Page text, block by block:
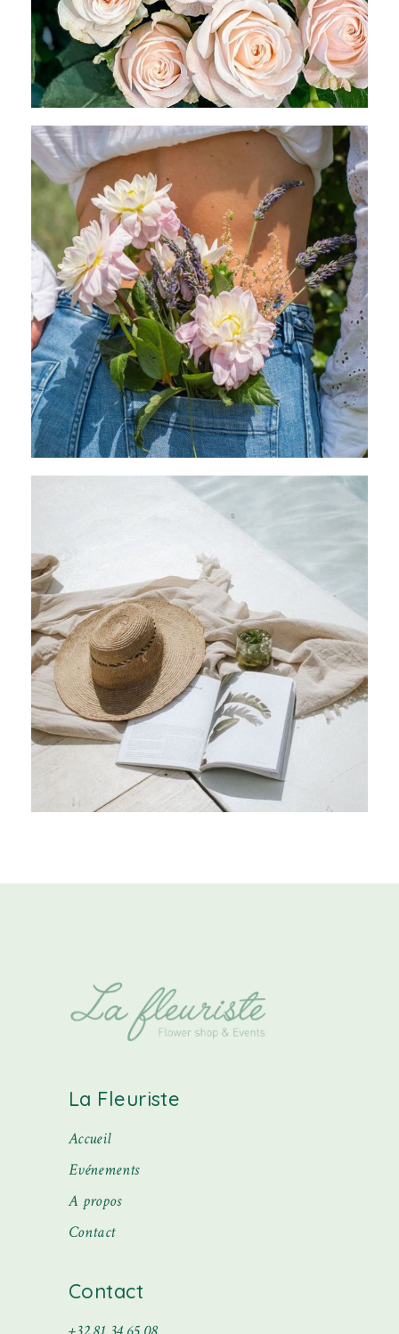
La Fleuriste
Accueil
Evénements
A propos
Contact
Contact